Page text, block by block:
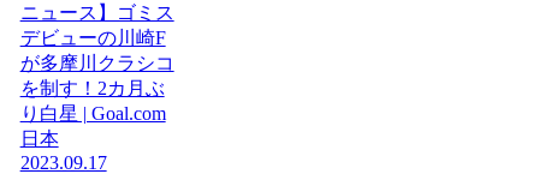
ニュース】ゴミス
デビューの川崎F
が多摩川クラシコ
を制す！2カ月ぶ
り白星 | Goal.com
日本
2023.09.17